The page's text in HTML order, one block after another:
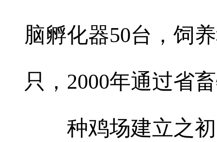
脑孵化器50台，饲
只，2000年通过省
种鸡场建立之初